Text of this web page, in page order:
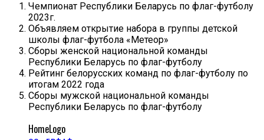
Чемпионат Республики Беларусь по флаг-футболу
2023г.
Объявляем открытие набора в группы детской
школы флаг-футбола «Метеор»
Cборы женской национальной команды
Республики Беларусь по флаг-футболу
Рейтинг белорусских команд по флаг-футболу по
итогам 2022 года
Cборы мужской национальной команды
Республики Беларусь по флаг-футболу
HomeLogo